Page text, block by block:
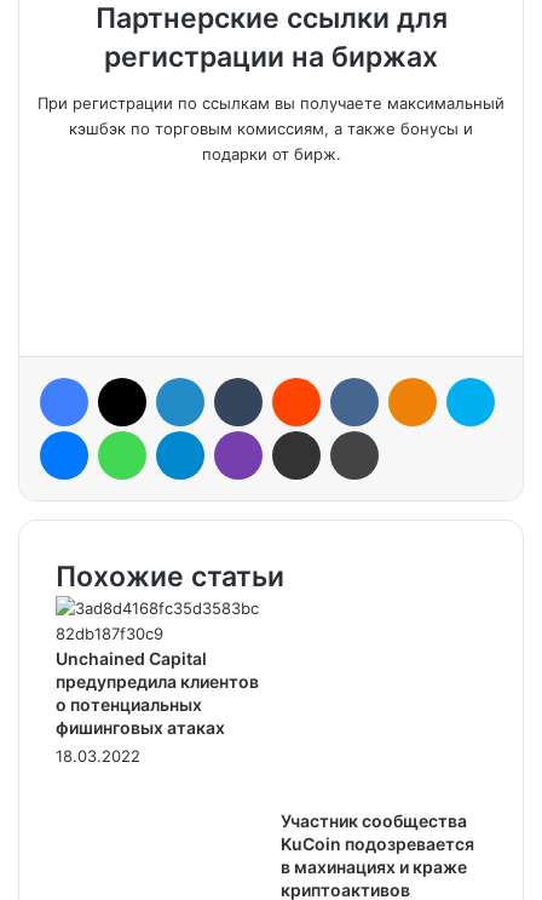
Партнерские ссылки для
регистрации на биржах
При регистрации по ссылкам вы получаете максимальный
кэшбэк по торговым комиссиям, а также бонусы и
подарки от бирж.
Похожие статьи
Unchained Capital
предупредила клиентов
о потенциальных
фишинговых атаках
18.03.2022
Участник сообщества
KuCoin подозревается
в махинациях и краже
криптоактивов